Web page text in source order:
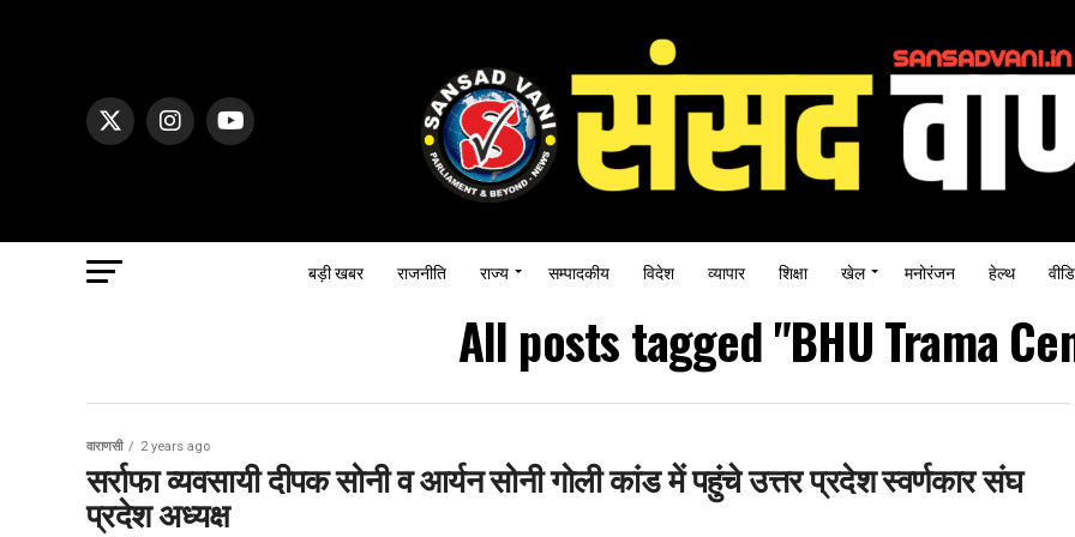
बड़ी खबर राजनीति राज्य सम्पादकीय विदेश व्यापार शिक्षा खेल मनोरंजन हेल्थ
All posts tagged "BHU Trama
वाराणसी 2 years ago
सर्राफा व्यवसायी दीपक सोनी व आर्यन सोनी गोली कांड में पहुंचे उत्तर प्रदेश स्वर्णकार संघ
प्रदेश अध्यक्ष